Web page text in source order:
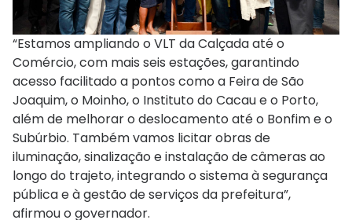
“Estamos ampliando o VLT da Calçada até o
Comércio, com mais seis estações, garantindo
acesso facilitado a pontos como a Feira de São
Joaquim, o Moinho, o Instituto do Cacau e o Porto,
além de melhorar o deslocamento até o Bonfim e o
Subúrbio. Também vamos licitar obras de
iluminação, sinalização e instalação de câmeras ao
longo do trajeto, integrando o sistema à segurança
pública e à gestão de serviços da prefeitura”,
afirmou o governador.